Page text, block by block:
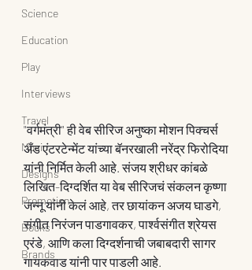
Science
Education
Play
Interviews
Travel
Music
Designs
Promotion
Books
Brands
"वर्गमंत्री" ही वेब सीरिज अनुष्का मोशन पिक्चर्स
अँड एंटरटेन्मेंट यांच्या बॅनरखाली नरेंद्र फिरोदिया
यांनी निर्मित केली आहे. संजय श्रीधर कांबळे
लिखित-दिग्दर्शित या वेब सीरिजचं संकलन कृष्णा
जन्नू यांनी केलं आहे, तर छायांकन अजय घाडगे,
संगीत निरंजन पाडगावकर, पार्श्वसंगीत श्रेयस
एरंडे, आणि कला दिग्दर्शनाची जबाबदारी सागर
गायकवाड यांनी पार पाडली आहे.